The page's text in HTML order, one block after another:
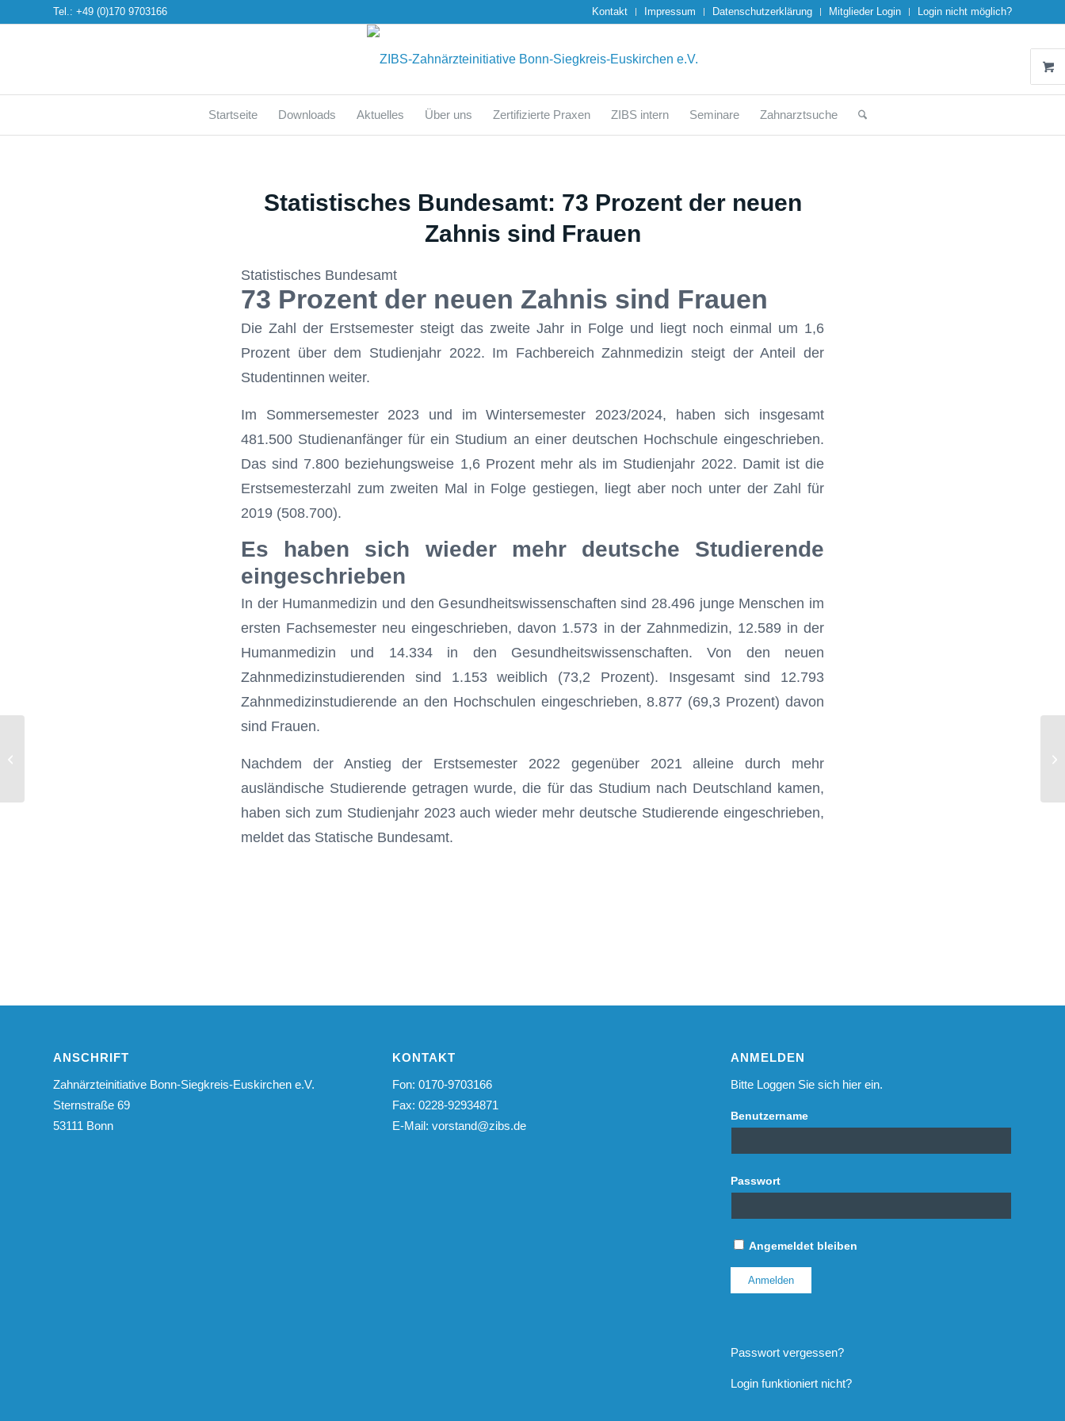
Kontakt Impressum Datenschutzerklärung Mitglieder Login Login nicht möglich?
Tel.: +49 (0)170 9703166
Startseite Downloads Aktuelles Über uns Zertifizierte Praxen ZIBS intern Seminare Zahnarztsuche
Statistisches Bundesamt: 73 Prozent der neuen
Zahnis sind Frauen
Statistisches Bundesamt
73 Prozent der neuen Zahnis sind Frauen
Die Zahl der Erstsemester steigt das zweite Jahr in Folge und liegt noch einmal um 1,6
Prozent über dem Studienjahr 2022. Im Fachbereich Zahnmedizin steigt der Anteil der
Studentinnen weiter.
Im Sommersemester 2023 und im Wintersemester 2023/2024, haben sich insgesamt
481.500 Studienanfänger für ein Studium an einer deutschen Hochschule eingeschrieben.
Das sind 7.800 beziehungsweise 1,6 Prozent mehr als im Studienjahr 2022. Damit ist die
Erstsemesterzahl zum zweiten Mal in Folge gestiegen, liegt aber noch unter der Zahl für
2019 (508.700).
Es haben sich wieder mehr deutsche Studierende
eingeschrieben
In der Humanmedizin und den Gesundheitswissenschaften sind 28.496 junge Menschen im
ersten Fachsemester neu eingeschrieben, davon 1.573 in der Zahnmedizin, 12.589 in der
Humanmedizin und 14.334 in den Gesundheitswissenschaften. Von den neuen
Zahnmedizinstudierenden sind 1.153 weiblich (73,2 Prozent). Insgesamt sind 12.793
Zahnmedizinstudierende an den Hochschulen eingeschrieben, 8.877 (69,3 Prozent) davon
sind Frauen.
Nachdem der Anstieg der Erstsemester 2022 gegenüber 2021 alleine durch mehr
ausländische Studierende getragen wurde, die für das Studium nach Deutschland kamen,
haben sich zum Studienjahr 2023 auch wieder mehr deutsche Studierende eingeschrieben,
meldet das Statische Bundesamt.
ANSCHRIFT
Zahnärzteinitiative Bonn-Siegkreis-Euskirchen e.V.
Sternstraße 69
53111 Bonn
KONTAKT
Fon: 0170-9703166
Fax: 0228-92934871
E-Mail: vorstand@zibs.de
ANMELDEN
Bitte Loggen Sie sich hier ein.
Benutzername
Passwort
Angemeldet bleiben
Passwort vergessen?
Login funktioniert nicht?